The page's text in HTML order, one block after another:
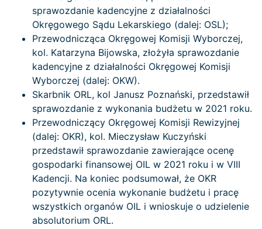
sprawozdanie kadencyjne z działalności
Okręgowego Sądu Lekarskiego (dalej: OSL);
Przewodnicząca Okręgowej Komisji Wyborczej,
kol. Katarzyna Bijowska, złożyła sprawozdanie
kadencyjne z działalności Okręgowej Komisji
Wyborczej (dalej: OKW).
Skarbnik ORL, kol Janusz Poznański, przedstawił
sprawozdanie z wykonania budżetu w 2021 roku.
Przewodniczący Okręgowej Komisji Rewizyjnej
(dalej: OKR), kol. Mieczysław Kuczyński
przedstawił sprawozdanie zawierające ocenę
gospodarki finansowej OIL w 2021 roku i w VIII
Kadencji. Na koniec podsumował, że OKR
pozytywnie ocenia wykonanie budżetu i pracę
wszystkich organów OIL i wnioskuje o udzielenie
absolutorium ORL.